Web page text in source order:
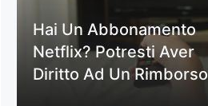
Hai Un Abbonamento
Netflix? Potresti Aver
Diritto Ad Un Rimborso